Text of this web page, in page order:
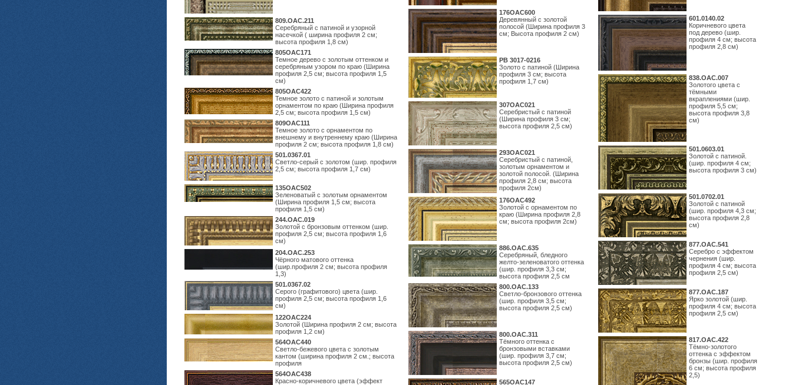
809.ОАС.211
Серебряный с патиной и узорной
насечкой ( ширина профиля 2 см;
высота профиля 1,8 см)
805OAC171
Темное дерево с золотым оттенком и
серебряным узором по краю (Ширина
профиля 2,5 см; высота профиля 1,5
см)
805OAC422
Темное золото с патиной и золотым
орнаментом по краю (Ширина профиля
2,5 см; высота профиля 1,5 см)
809OAC111
Темное золото с орнаментом по
внешнему и внутреннему краю (Ширина
профиля 2 см; высота профиля 1,8 см)
501.0367.01
Светло-серый с золотом (шир. профиля
2,5 см; высота профиля 1,7 см)
135OAC502
Зеленоватый с золотым орнаментом
(Ширина профиля 1,5 см; высота
профиля 1,5 см)
244.ОАС.019
Золотой с бронзовым оттенком (шир.
профиля 2,5 см; высота профиля 1,6
см)
204.OAC.253
Чёрного матового оттенка
(шир.профиля 2 см; высота профиля
1,3)
501.0367.02
Серого (графитового) цвета (шир.
профиля 2,5 см; высота профиля 1,6
см)
122OAC224
Золотой (Ширина профиля 2 см; высота
профиля 1,2 см)
564ОАС440
Светло-бежевого цвета с золотым
кантом (ширина профиля 2 см.; высота
профиля
564ОАС438
Красно-коричневого цвета (эффект
176OAC600
Деревянный с золотой
полосой (Ширина профиля 3
см; Высота профиля 2 см)
PB 3017-0216
Золото с патиной (Ширина
профиля 3 см; высота
профиля 1,7 см)
307OAC021
Серебристый с патиной
(Ширина профиля 3 см;
высота профиля 2,5 см)
293OAC021
Серебристый с патиной,
золотым орнаментом и
золотой полосой. (Ширина
профиля 2,8 см; высота
профиля 2см)
176OAC492
Золотой с орнаментом по
краю (Ширина профиля 2,8
см; высота профиля 2см)
886.ОАС.635
Серебряный, бледного
желто-зеленоватого оттенка
(шир. профиля 3,3 см;
высота профиля 2,5 см
800.ОАС.133
Светло-бронзового оттенка
(шир. профиля 3,5 см;
высота профиля 2,5 см)
800.ОАС.311
Тёмного оттенка с
бронзовыми вставками
(шир. профиля 3,7 см;
высота профиля 2,5 см)
565ОАС147
601.0140.02
Коричневого цвета
под дерево (шир.
профиля 4 см; высота
профиля 2,8 см)
838.ОАС.007
Золотого цвета с
тёмными
вкраплениями (шир.
профиля 5,5 см;
высота профиля 3,8
см)
501.0603.01
Золотой с патиной.
(шир. профиля 4 см;
высота профиля 3 см)
501.0702.01
Золотой с патиной
(шир. профиля 4,3 см;
высота профиля 2,8
см)
877.ОАС.541
Серебро с эффектом
чернения (шир.
профиля 4 см; высота
профиля 2,5 см)
877.ОАС.187
Ярко золотой (шир.
профиля 4 см; высота
профиля 2,5 см)
817.ОАС.422
Тёмно-золотого
оттенка с эффектом
бронзы (шир. профиля
6 см; высота профиля
2,5)